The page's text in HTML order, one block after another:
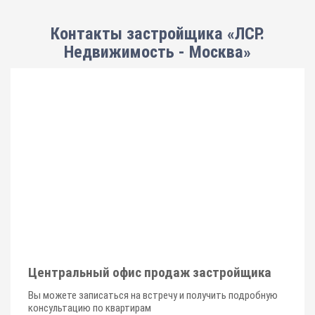
Контакты застройщика «ЛСР.
Недвижимость - Москва»
Центральный офис продаж застройщика
Вы можете записаться на встречу и получить подробную
консультацию по квартирам